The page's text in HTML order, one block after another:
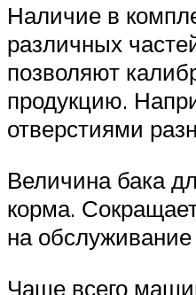
Наличие в
различных
позволяют
продукцию.
отверстиями
Величина бака
корма.
на
Чаще всего